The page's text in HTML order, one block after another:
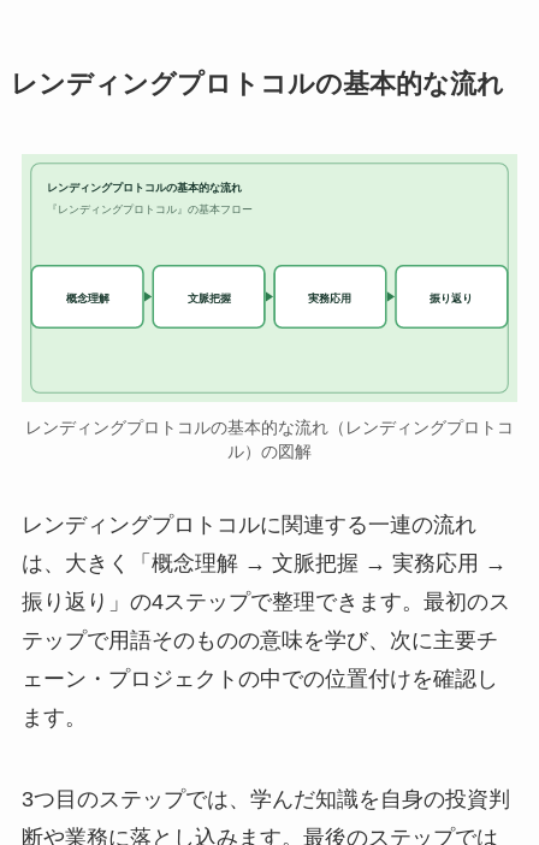
レンディングプロトコルの基本的な流れ
レンディングプロトコルの基本的な流れ
『レンディングプロトコル』の基本フロー
概念理解 文脈把握 実務応用 振り返り
レンディングプロトコルの基本的な流れ（レンディングプロトコ
ル）の図解
レンディングプロトコルに関連する一連の流れ
は、大きく「概念理解 → 文脈把握 → 実務応用 →
振り返り」の4ステップで整理できます。最初のス
テップで用語そのものの意味を学び、次に主要チ
ェーン・プロジェクトの中での位置付けを確認し
ます。
3つ目のステップでは、学んだ知識を自身の投資判
断や業務に落とし込みます。最後のステップでは